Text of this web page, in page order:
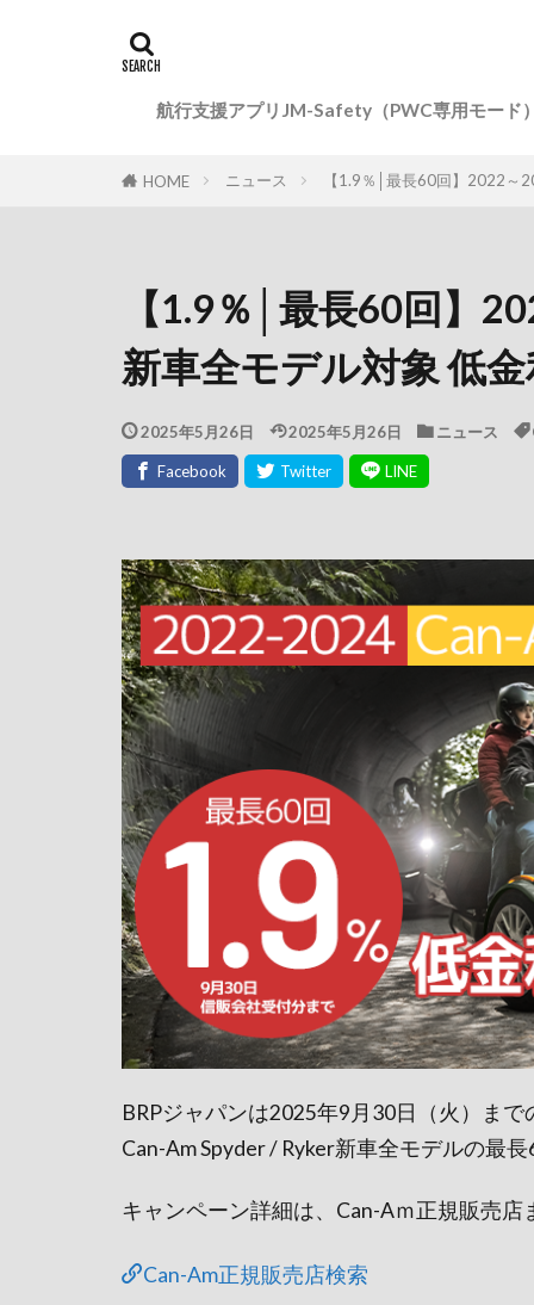
航行支援アプリJM-Safety（PWC専用モード
HOME ニュース 【1.9％│最長60回】2022～
【1.9％│最長60回】
新車全モデル対象 低
2025年5月26日 2025年5月26日 ニュース
BRPジャパンは2025年9月30日（火）ま
Can-Am Spyder / Ryker新車全モデルの最
キャンペーン詳細は、Can-Aｍ正規販売
Can-Am正規販売店検索